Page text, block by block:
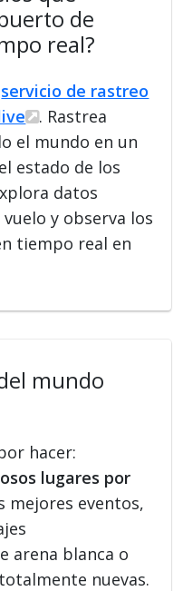
de
real?
servicio de rastreo
. Rastrea
el mundo en un
estado de los
datos
y observa los
tiempo real en
mundo
hacer:
lugares por
mejores eventos,
arena blanca o
nuevas.